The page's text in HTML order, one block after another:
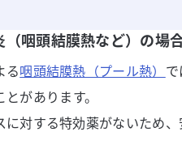
（咽頭結膜熱など）の場
る咽頭結膜熱（プール熱） で
があります。
に対する特効薬がないため